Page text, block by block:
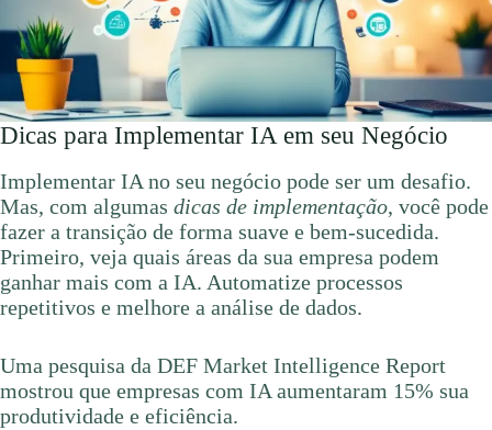
Dicas para Implementar IA em seu Negócio
Implementar IA no seu negócio pode ser um desafio.
Mas, com algumas dicas de implementação, você pode
fazer a transição de forma suave e bem-sucedida.
Primeiro, veja quais áreas da sua empresa podem
ganhar mais com a IA. Automatize processos
repetitivos e melhore a análise de dados.
Uma pesquisa da DEF Market Intelligence Report
mostrou que empresas com IA aumentaram 15% sua
produtividade e eficiência.